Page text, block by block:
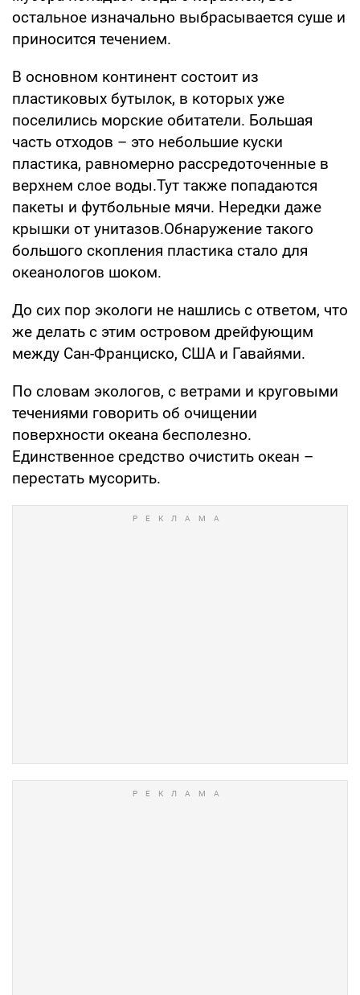
остальное изначально выбрасывается суше и
приносится течением.
В основном континент состоит из
пластиковых бутылок, в которых уже
поселились морские обитатели. Большая
часть отходов – это небольшие куски
пластика, равномерно рассредоточенные в
верхнем слое воды.Тут также попадаются
пакеты и футбольные мячи. Нередки даже
крышки от унитазов.Обнаружение такого
большого скопления пластика стало для
океанологов шоком.
До сих пор экологи не нашлись с ответом, что
же делать с этим островом дрейфующим
между Сан-Франциско, США и Гавайями.
По словам экологов, с ветрами и круговыми
течениями говорить об очищении
поверхности океана бесполезно.
Единственное средство очистить океан –
перестать мусорить.